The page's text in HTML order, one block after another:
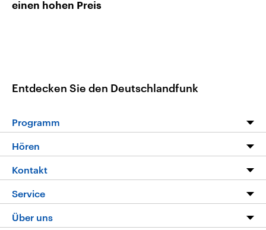
einen hohen Preis
Entdecken Sie den Deutschlandfunk
Programm
Programm
Die Nachrichten
Nachrichtenleicht
Neue Beiträge auf dlf.de
Hören
Livestream
Podcasts
Deutschlandfunk App
Kontakt
Hörerservice
Service
FAQ
Über uns